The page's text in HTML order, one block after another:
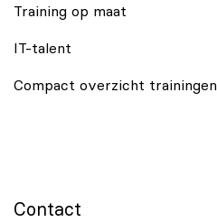
Training op maat
IT-talent
Compact overzicht trainingen
Contact